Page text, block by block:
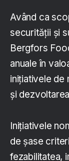
Având ca
securității și
Bergfors
anuale în
inițiativele de
și
Inițiativele
de șase
fezabilitatea,